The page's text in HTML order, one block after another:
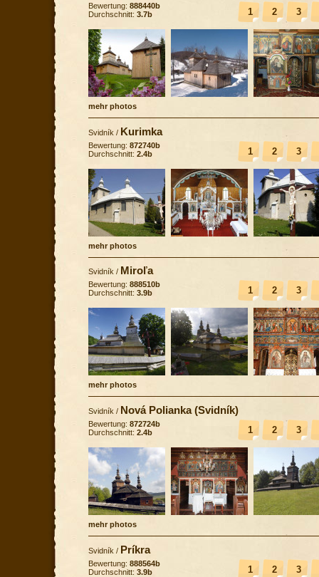
1 2 3
Bewertung: 888440b
Durchschnitt: 3.7b
mehr photos
Svidník / Kurimka
1 2 3
Bewertung: 872740b
Durchschnitt: 2.4b
mehr photos
Svidník / Miroľa
1 2 3
Bewertung: 888510b
Durchschnitt: 3.9b
mehr photos
Svidník / Nová Polianka (Svidník)
1 2 3
Bewertung: 872724b
Durchschnitt: 2.4b
mehr photos
Svidník / Príkra
1 2 3
Bewertung: 888564b
Durchschnitt: 3.9b